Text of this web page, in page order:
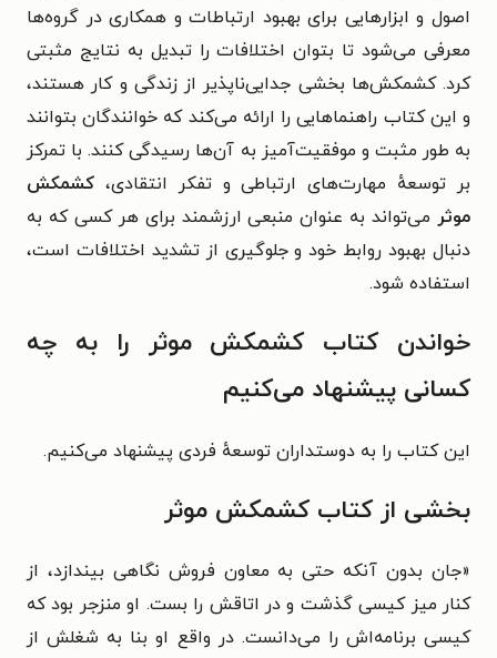
اصول و ابزارهایی برای بهبود ارتباطات و همکاری در گروه‌ها
معرفی می‌شود تا بتوان اختلافات را تبدیل به نتایج مثبتی
کرد.کشمکش‌ها بخشی جدایی‌ناپذیر از زندگی و کار هستند،
و این کتاب راهنماهایی را ارائه می‌کند که خوانندگان بتوانند
به طور مثبت و موفقیت‌آمیز به آن‌ها رسیدگی کنند. با تمرکز
بر توسعهٔ مهارت‌های ارتباطی و تفکر انتقادی، کشمکش
موثر می‌تواند به عنوان منبعی ارزشمند برای هر کسی که به
دنبال بهبود روابط خود و جلوگیری از تشدید اختلافات است،
استفاده شود.
خواندن کتاب کشمکش موثر را به چه
کسانی پیشنهاد می‌کنیم
این کتاب را به دوستداران توسعهٔ فردی پیشنهاد می‌کنیم.
بخشی از کتاب کشمکش موثر
«جان بدون آنکه حتی به معاون فروش نگاهی بیندازد، از
کنار میز کیسی گذشت و در اتاقش را بست. او منزجر بود که
کیسی برنامه‌اش را می‌دانست. در واقع او بنا به شغلش از